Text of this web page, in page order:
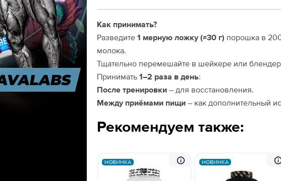
Как принимать?
Разведите 1 мерную ложку (≈30 г) порошка в
молока.
Тщательно перемешайте в шейкере или
Принимать 1–2 раза в день:
После тренировки – для восстановления.
Между приёмами пищи – как дополнительный
Рекомендуем также:
НОВИНКА НОВИНКА